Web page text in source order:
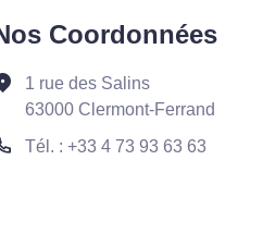
Coordonnées
1 rue des Salins
63000 Clermont-Ferrand
Tél. : +33 4 73 93 63 63